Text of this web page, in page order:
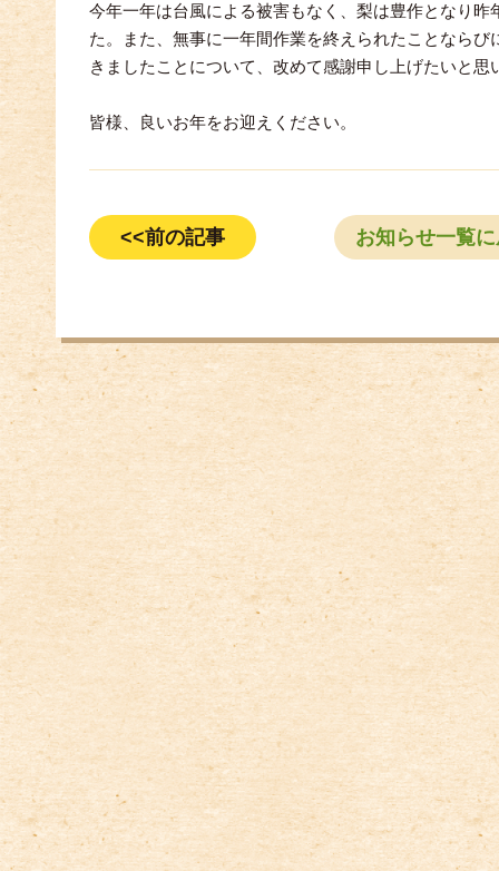
今年一年は台風による被害もなく、梨は豊作となり
た。また、無事に一年間作業を終えられたことなら
きましたことについて、改めて感謝申し上げたいと思
皆様、良いお年をお迎えください。
<<前の記事 お知らせ一覧